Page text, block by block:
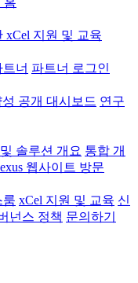
xCel 지원 및 교육
너 파트너 로그인
성 공개 대시보드 연구
솔루션 개요 통합 개
웹사이트 방문
룸 xCel 지원 및 교육 신
넌스 정책 문의하기